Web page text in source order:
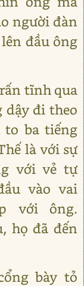
người đàn
đầu ông
tĩnh qua
dậy đi theo
to ba tiếng
là với sự
với vẻ tự
vào vai
với ông.
họ đã đến
bày tỏ